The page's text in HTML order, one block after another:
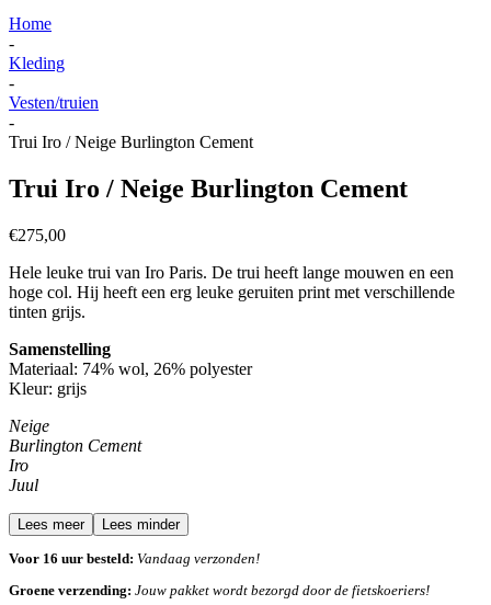
Home
-
Kleding
-
Vesten/truien
-
Trui Iro / Neige Burlington Cement
Trui Iro / Neige Burlington Cement
€275,00
Hele leuke trui van Iro Paris. De trui heeft lange mouwen en een
hoge col. Hij heeft een erg leuke geruiten print met verschillende
tinten grijs.
Samenstelling
Materiaal: 74% wol, 26% polyester
Kleur: grijs
Neige
Burlington Cement
Iro
Juul
Lees meer Lees minder
Voor 16 uur besteld: Vandaag verzonden!
Groene verzending: Jouw pakket wordt bezorgd door de fietskoeriers!